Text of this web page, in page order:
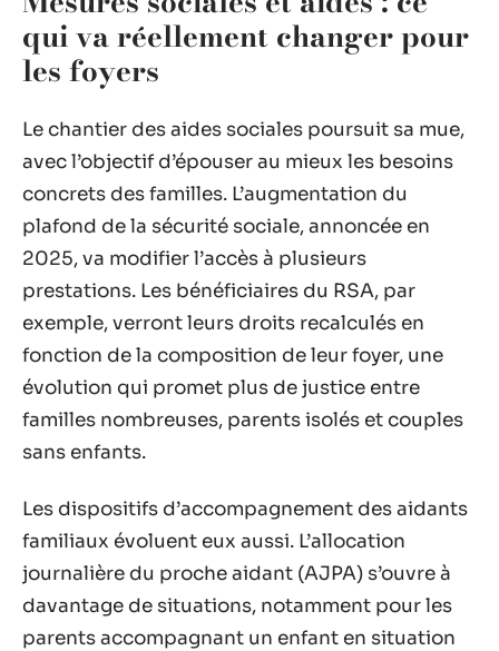
qui va réellement changer pour
les foyers
Le chantier des aides sociales poursuit sa mue,
avec l’objectif d’épouser au mieux les besoins
concrets des familles. L’augmentation du
plafond de la sécurité sociale, annoncée en
2025, va modifier l’accès à plusieurs
prestations. Les bénéficiaires du RSA, par
exemple, verront leurs droits recalculés en
fonction de la composition de leur foyer, une
évolution qui promet plus de justice entre
familles nombreuses, parents isolés et couples
sans enfants.
Les dispositifs d’accompagnement des aidants
familiaux évoluent eux aussi. L’allocation
journalière du proche aidant (AJPA) s’ouvre à
davantage de situations, notamment pour les
parents accompagnant un enfant en situation